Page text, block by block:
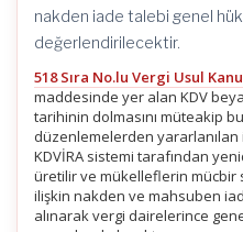
nakden iade talebi genel
değerlendirilecektir.
518 Sıra No.lu Vergi Usul
maddesinde yer alan KDV
tarihinin dolmasını müteakip
düzenlemelerden
KDVİRA sistemi tarafından
üretilir ve mükelleflerin mücbir
ilişkin nakden ve mahsuben
alınarak vergi dairelerince